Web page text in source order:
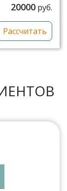
20000 руб.
Рассчитать